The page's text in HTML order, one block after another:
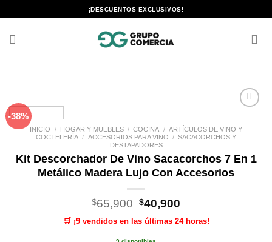
al
¡DESCUENTOS EXCLUSIVOS!
-38%
lista de
deseos
INICIO / HOGAR Y MUEBLES / COCINA / ARTÍCULOS DE VINO Y
COCTELERÍA / ACCESORIOS PARA VINO / SACACORCHOS Y
DESTAPADORES
Kit Descorchador De Vino Sacacorchos 7 En 1
Metálico Madera Lujo Con Accesorios
$65,900 El
precio
original
era:
$40,900
actual
🛒 ¡9 vendidos en las últimas 24 horas!